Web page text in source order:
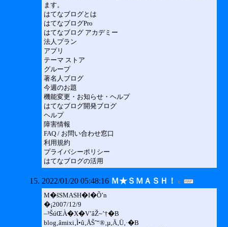
ます。
はてなブログとは
はてなブログPro
はてなブログ アカデミー
法人プラン
アプリ
テーマ ストア
グループ
著名人ブログ
今週のお題
機能変更・お知らせ・ヘルプ
はてなブログ開発ブログ
ヘルプ
障害情報
FAQ / お問い合わせ窓口
利用規約
プライバシーポリシー
はてなブログの活用
2022/01/20 05:48:16 Ｍ★ＳＭＡＳＨ！
M�šSMASH�I�Õ’n
�¡2007/12/9
–³ŠúŒÀ�X�V’âŽ~’†�B
blog‚âmixi‚Ì•û‚ÅŠˆ“®‚µ‚Ä‚Ü‚·�B